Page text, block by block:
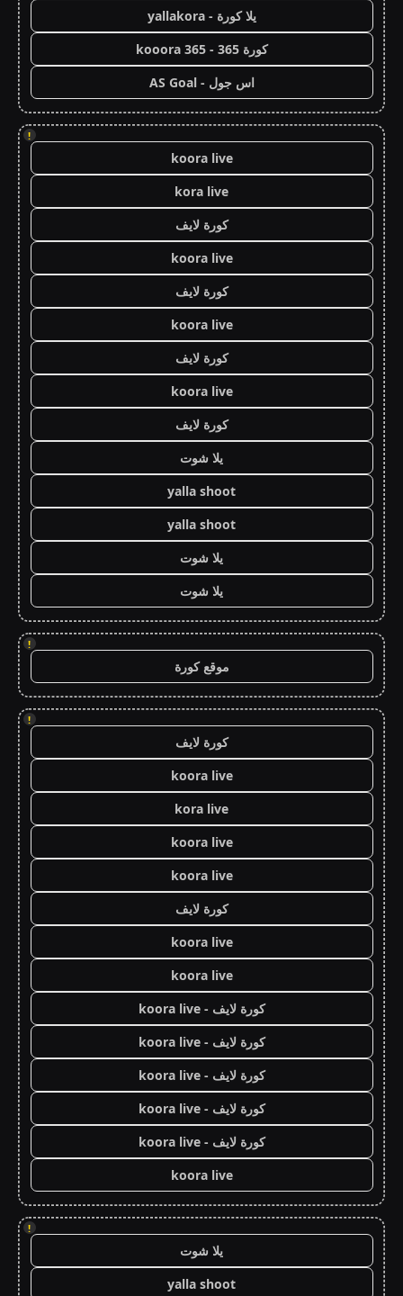
يلا كورة - yallakora
كورة 365 - kooora 365
اس جول - AS Goal
!
koora live
kora live
كورة لايف
koora live
كورة لايف
koora live
كورة لايف
koora live
كورة لايف
يلا شوت
yalla shoot
yalla shoot
يلا شوت
يلا شوت
!
موقع كورة
!
كورة لايف
koora live
kora live
koora live
koora live
كورة لايف
koora live
koora live
كورة لايف - koora live
كورة لايف - koora live
كورة لايف - koora live
كورة لايف - koora live
كورة لايف - koora live
koora live
!
يلا شوت
yalla shoot